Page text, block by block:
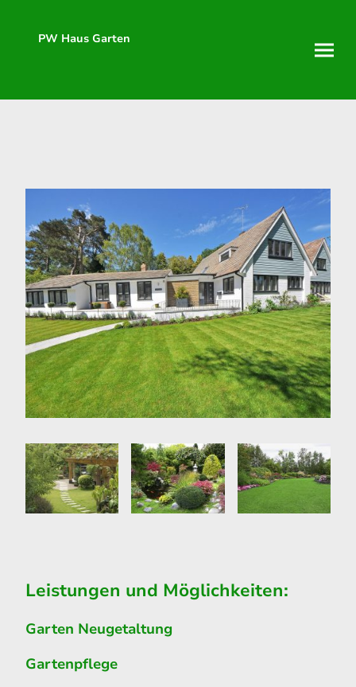
PW Haus Garten
Leistungen und Möglichkeiten:
Garten Neugetaltung
Gartenpflege